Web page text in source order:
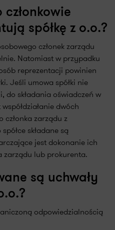
spółkę z o.o.?
członek zarządu
Natomiast w przypadku
reprezentacji powinien
Jeśli umowa spółki nie
do składania oświadczeń w
dwóch
członka zarządu z
składane są
jest dokonanie ich
zarządu lub prokurenta.
są uchwały
odpowiedzialnością